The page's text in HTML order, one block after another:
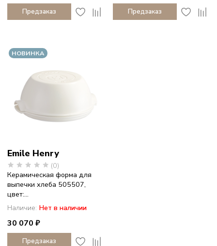
Предзаказ Предзаказ
НОВИНКА
Emile Henry
(0)
Керамическая форма для
выпечки хлеба 505507,
цвет:...
Наличие: Нет в наличии
30 070 ₽
Предзаказ